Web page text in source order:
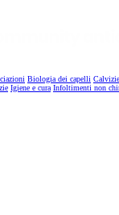
Biologia dei capelli
Igiene e cura Infoltimenti non